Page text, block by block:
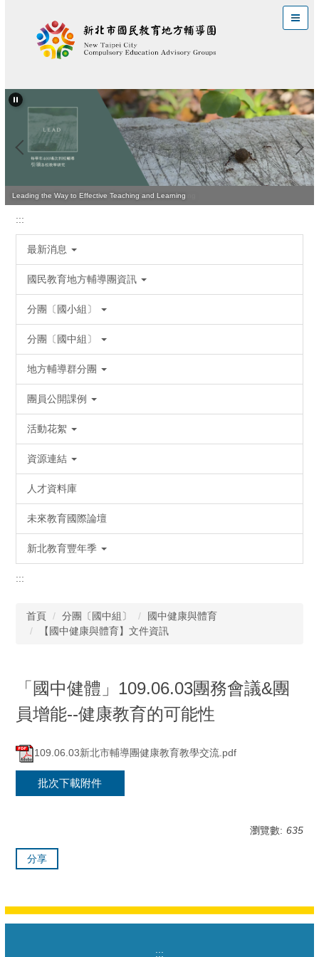
區
Quality Teaching Is Vital for Improving Student Learning
Leading the Way to Effective Teaching and Learning
:::
最新消息
國民教育地方輔導團資訊
分團〔國小組〕
分團〔國中組〕
地方輔導群分團
團員公開課例
活動花絮
資源連結
人才資料庫
未來教育國際論壇
新北教育豐年季
:::
首頁 分團〔國中組〕
國中健康與體育
【國中健康與體育】文件資訊
「國中健體」109.06.03團務會議&團
員增能--健康教育的可能性
109.06.03新北市輔導團健康教育教學交流.pdf
批次下載附件
瀏覽數: 635
分享
:::